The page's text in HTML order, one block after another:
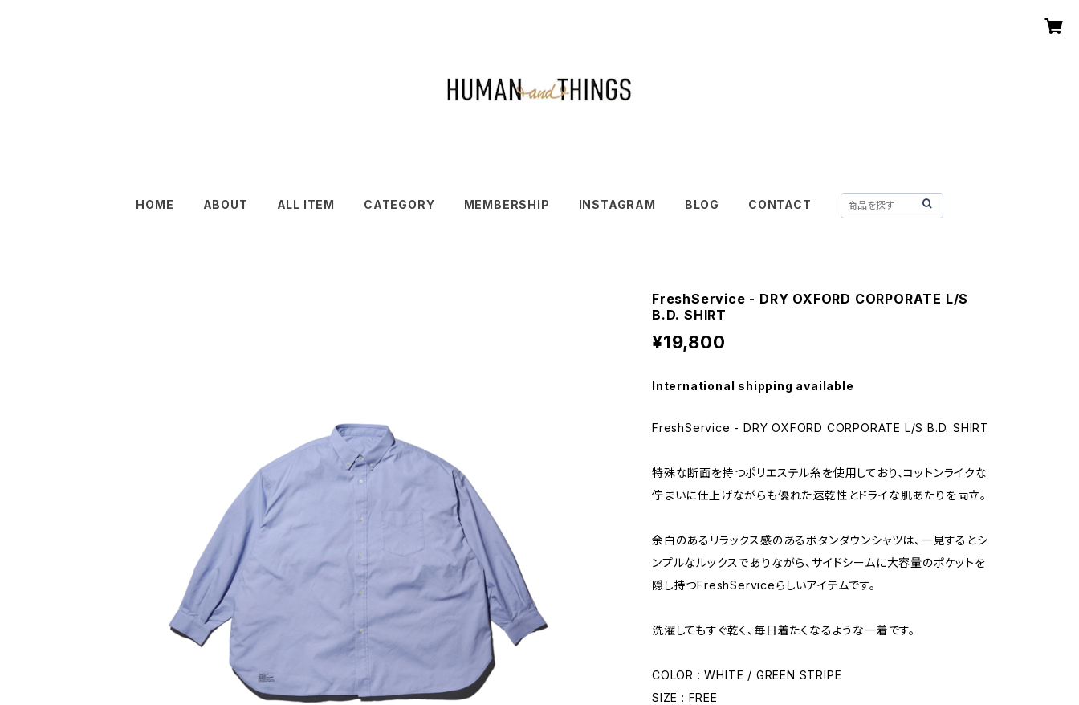
HOME ABOUT ALL ITEM CATEGORY MEMBERSHIP INSTAGRAM BLOG CONTACT
FreshService - DRY OXFORD CORPORATE L/S
B.D. SHIRT
¥19,800
International shipping available
FreshService - DRY OXFORD CORPORATE L/S B.D. SHIRT
特殊な断面を持つポリエステル糸を使用しており、コットンライクな
佇まいに仕上げながらも優れた速乾性とドライな肌あたりを両立。
余白のあるリラックス感のあるボタンダウンシャツは、一見するとシ
ンプルなルックスでありながら、サイドシームに大容量のポケットを
隠し持つFreshServiceらしいアイテムです。
洗濯してもすぐ乾く、毎日着たくなるような一着です。
COLOR : WHITE / GREEN STRIPE
SIZE : FREE